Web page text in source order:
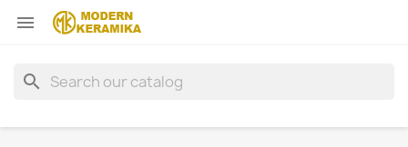

search